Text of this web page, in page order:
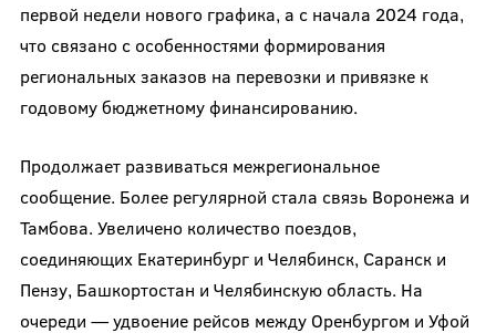
первой недели нового графика, а с начала 2024 года,
что связано с особенностями формирования
региональных заказов на перевозки и привязке к
годовому бюджетному финансированию.
Продолжает развиваться межрегиональное
сообщение. Более регулярной стала связь Воронежа и
Тамбова. Увеличено количество поездов,
соединяющих Екатеринбург и Челябинск, Саранск и
Пензу, Башкортостан и Челябинскую область. На
очереди — удвоение рейсов между Оренбургом и Уфой